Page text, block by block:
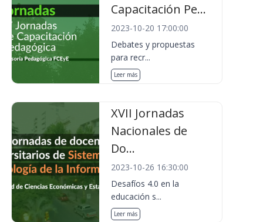
Capacitación Pe...
2023-10-20 17:00:00
Debates y propuestas
para recr...
Leer más
XVII Jornadas
Nacionales de
Do...
2023-10-26 16:30:00
Desafíos 4.0 en la
educación s...
Leer más